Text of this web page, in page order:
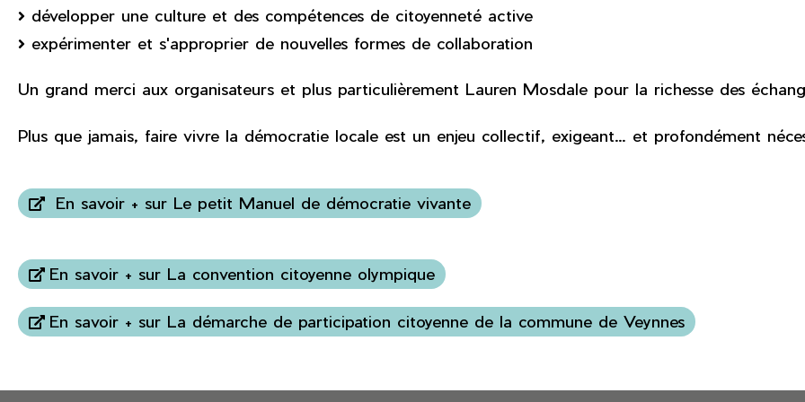
développer une culture et des compétences de citoyenneté active
expérimenter et s'approprier de nouvelles formes de collaboration
Un grand merci aux organisateurs et plus particulièrement Lauren Mosdale pour la richesse des
Plus que jamais, faire vivre la démocratie locale est un enjeu collectif, exigeant… et profondément
En savoir + sur Le petit Manuel de démocratie vivante
En savoir + sur La convention citoyenne olympique
En savoir + sur La démarche de participation citoyenne de la commune de Veynnes